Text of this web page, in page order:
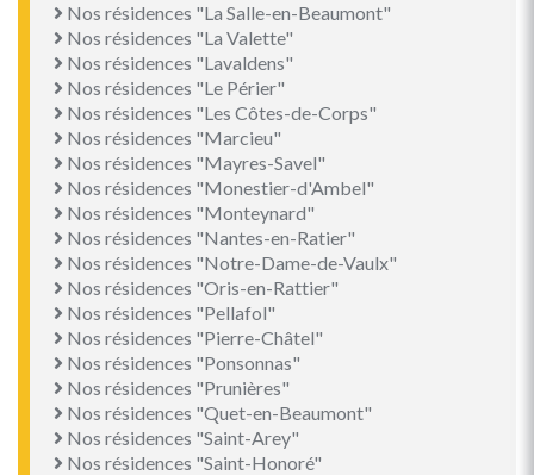
Nos résidences "La Salle-en-Beaumont"
Nos résidences "La Valette"
Nos résidences "Lavaldens"
Nos résidences "Le Périer"
Nos résidences "Les Côtes-de-Corps"
Nos résidences "Marcieu"
Nos résidences "Mayres-Savel"
Nos résidences "Monestier-d'Ambel"
Nos résidences "Monteynard"
Nos résidences "Nantes-en-Ratier"
Nos résidences "Notre-Dame-de-Vaulx"
Nos résidences "Oris-en-Rattier"
Nos résidences "Pellafol"
Nos résidences "Pierre-Châtel"
Nos résidences "Ponsonnas"
Nos résidences "Prunières"
Nos résidences "Quet-en-Beaumont"
Nos résidences "Saint-Arey"
Nos résidences "Saint-Honoré"